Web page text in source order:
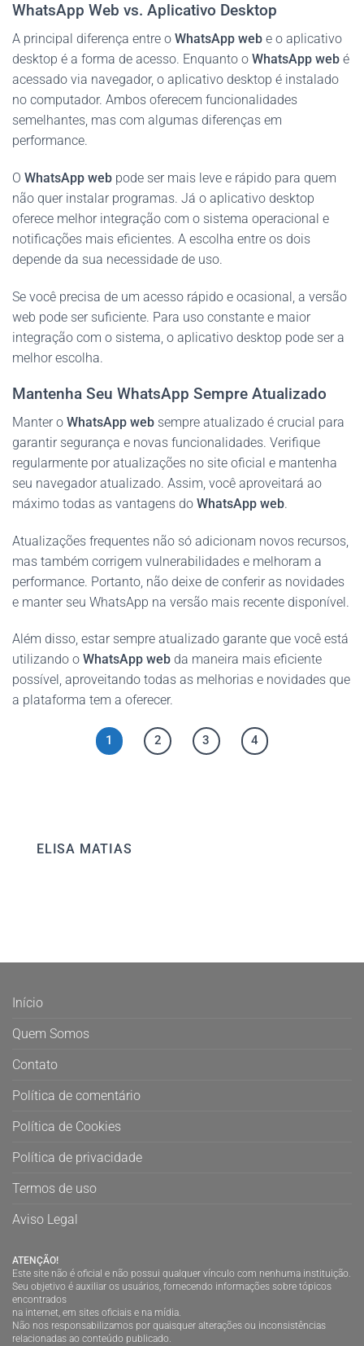
WhatsApp Web vs. Aplicativo Desktop
A principal diferença entre o WhatsApp web e o aplicativo
desktop é a forma de acesso. Enquanto o WhatsApp web é
acessado via navegador, o aplicativo desktop é instalado
no computador. Ambos oferecem funcionalidades
semelhantes, mas com algumas diferenças em
performance.
O WhatsApp web pode ser mais leve e rápido para quem
não quer instalar programas. Já o aplicativo desktop
oferece melhor integração com o sistema operacional e
notificações mais eficientes. A escolha entre os dois
depende da sua necessidade de uso.
Se você precisa de um acesso rápido e ocasional, a versão
web pode ser suficiente. Para uso constante e maior
integração com o sistema, o aplicativo desktop pode ser a
melhor escolha.
Mantenha Seu WhatsApp Sempre Atualizado
Manter o WhatsApp web sempre atualizado é crucial para
garantir segurança e novas funcionalidades. Verifique
regularmente por atualizações no site oficial e mantenha
seu navegador atualizado. Assim, você aproveitará ao
máximo todas as vantagens do WhatsApp web.
Atualizações frequentes não só adicionam novos recursos,
mas também corrigem vulnerabilidades e melhoram a
performance. Portanto, não deixe de conferir as novidades
e manter seu WhatsApp na versão mais recente disponível.
Além disso, estar sempre atualizado garante que você está
utilizando o WhatsApp web da maneira mais eficiente
possível, aproveitando todas as melhorias e novidades que
a plataforma tem a oferecer.
1 2 3 4
ELISA MATIAS
Início
Quem Somos
Contato
Política de comentário
Política de Cookies
Política de privacidade
Termos de uso
Aviso Legal
ATENÇÃO!
Este site não é oficial e não possui qualquer vínculo com nenhuma instituição.
Seu objetivo é auxiliar os usuários, fornecendo informações sobre tópicos
encontrados
na internet, em sites oficiais e na mídia.
Não nos responsabilizamos por quaisquer alterações ou inconsistências
relacionadas ao conteúdo publicado.